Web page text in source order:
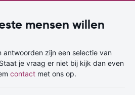
mensen willen
antwoorden zijn een selectie van
je vraag er niet bij kijk dan even
contact met ons op.